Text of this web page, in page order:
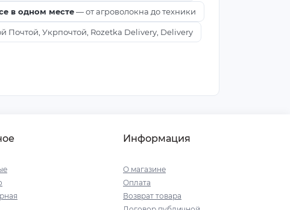
в одном месте— от агроволокна до техники
Почтой, Укрпочтой, Rozetka Delivery, Delivery
Информация
О магазине
Оплата
Возврат товара